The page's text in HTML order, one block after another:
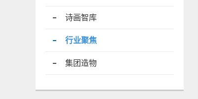
诗画智库
行业聚焦
集团造物